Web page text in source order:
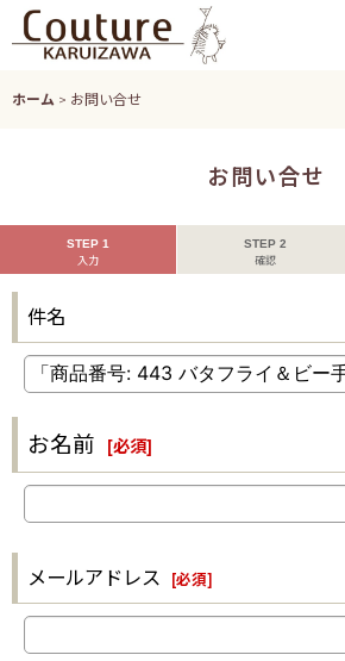
ホーム > お問い合せ
お問い合せ
STEP 1
入力
STEP 2
確認
件名
お名前 [必須]
メールアドレス [必須]